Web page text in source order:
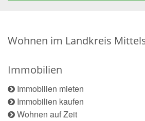
Wohnen im Landkreis
Immobilien
Immobilien mieten
Immobilien kaufen
Wohnen auf Zeit